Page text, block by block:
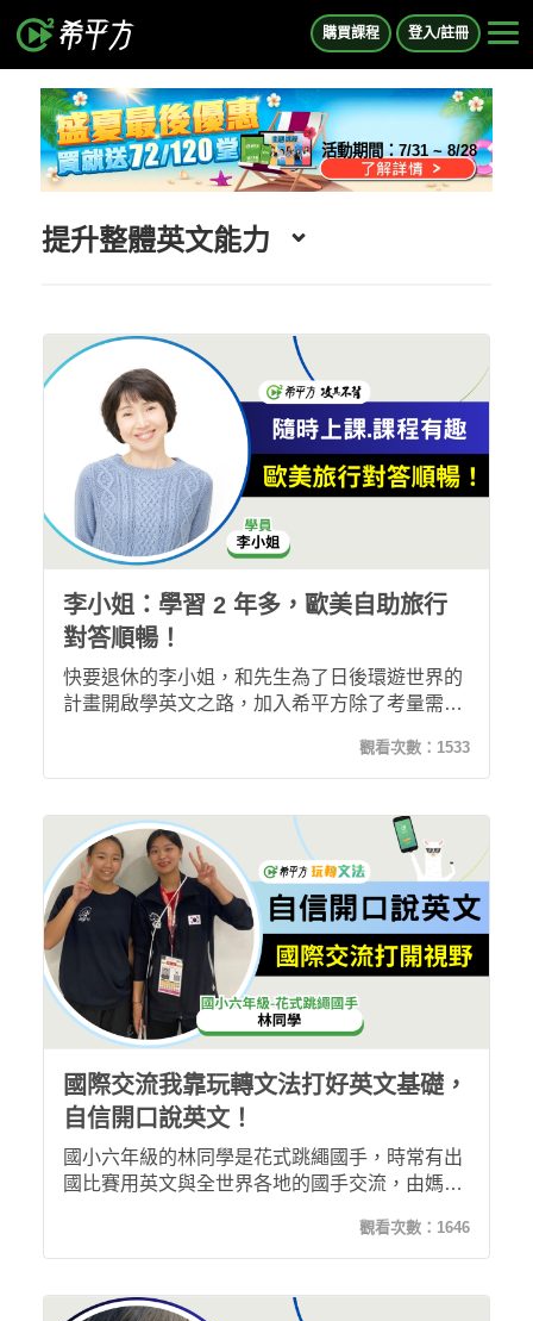
購買課程 登入/註冊
活動期間：7/31 ~ 8/28
提升整體英文能力
李小姐：學習 2 年多，歐美自助旅行
對答順暢！
快要退休的李小姐，和先生為了日後環遊世界的
計畫開啟學英文之路，加入希平方除了考量需自
此外課程多元有趣，能有效吸引自己持續上課，
現在她和先行到歐美自助旅行完全沒問題，對答
觀看次數： 1533
國際交流我靠玩轉文法打好英文基礎，
自信開口說英文！
國小六年級的林同學是花式跳繩國手，時常有出
國比賽用英文與全世界各地的國手交流，由媽媽
覺得進步不少，現在的她可以用英文聊更多，也
對自己更有自信！
觀看次數： 1646